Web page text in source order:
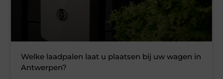
Welke laadpalen laat u plaatsen bij uw wagen in
Antwerpen?